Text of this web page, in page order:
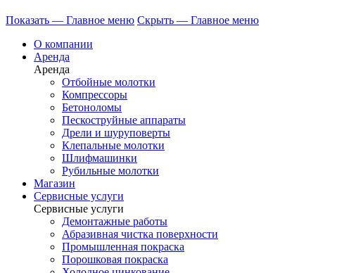
Показать — Главное меню Скрыть — Главное меню
О компании
Аренда
Аренда
Отбойные молотки
Компрессоры
Бетоноломы
Пескоструйные аппараты
Дрели и шуруповерты
Клепальные молотки
Шлифмашинки
Рубильные молотки
Магазин
Сервисные услуги
Сервисные услуги
Демонтажные работы
Абразивная чистка поверхности
Промышленная покраска
Порошковая покраска